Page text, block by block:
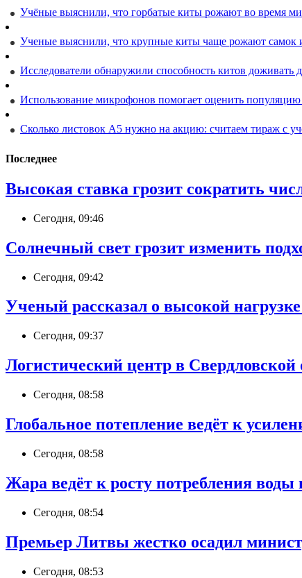
Учёные выяснили, что горбатые киты рожают во время
Ученые выяснили, что крупные киты чаще рожают самок
Исследователи обнаружили способность китов доживать
Использование микрофонов помогает оценить популяцию
Сколько листовок А5 нужно на акцию: считаем тираж с
Последнее
Высокая ставка грозит сократить
Сегодня, 09:46
Солнечный свет грозит изменить
Сегодня, 09:42
Ученый рассказал о высокой
Сегодня, 09:37
Логистический центр в Свердловской
Сегодня, 08:58
Глобальное потепление ведёт к
Сегодня, 08:58
Жара ведёт к росту потребления
Сегодня, 08:54
Премьер Литвы жестко осадил
Сегодня, 08:53